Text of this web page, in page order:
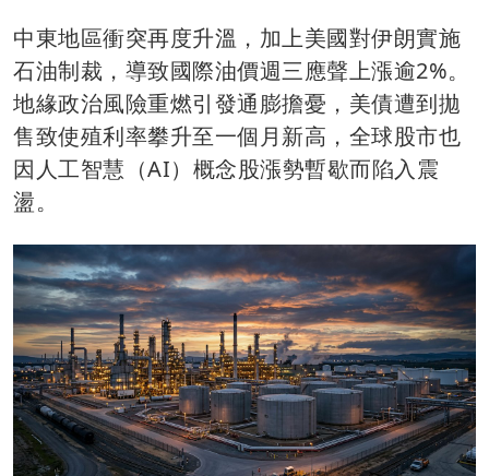
中東地區衝突再度升溫，加上美國對伊朗實施
石油制裁，導致國際油價週三應聲上漲逾2%。
地緣政治風險重燃引發通膨擔憂，美債遭到拋
售致使殖利率攀升至一個月新高，全球股市也
因人工智慧（AI）概念股漲勢暫歇而陷入震
盪。